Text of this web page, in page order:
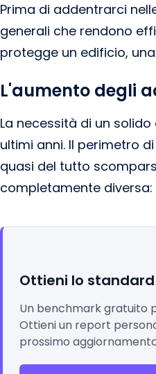
Prima di addentrarci
generali che rendono
protegge un edificio,
L'aumento degli
La necessità di un
ultimi anni. Il perimetro
quasi del tutto
completamente diversa:
Ottieni lo standard
Un benchmark gratuito
Ottieni un report
prossimo